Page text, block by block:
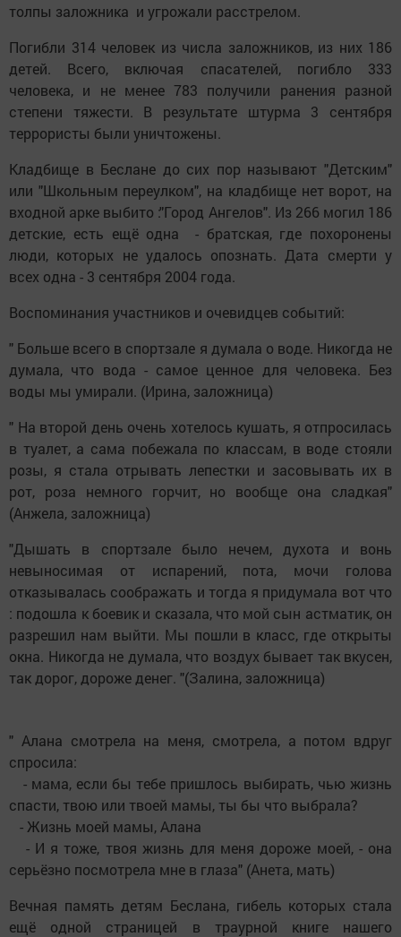
толпы заложника и угрожали расстрелом.
Погибли 314 человек из числа заложников, из них 186
детей. Всего, включая спасателей, погибло 333
человека, и не менее 783 получили ранения разной
степени тяжести. В результате штурма 3 сентября
террористы были уничтожены.
Кладбище в Беслане до сих пор называют "Детским"
или "Школьным переулком", на кладбище нет ворот, на
входной арке выбито :"Город Ангелов". Из 266 могил 186
детские, есть ещё одна - братская, где похоронены
люди, которых не удалось опознать. Дата смерти у
всех одна - 3 сентября 2004 года.
Воспоминания участников и очевидцев событий:
" Больше всего в спортзале я думала о воде. Никогда не
думала, что вода - самое ценное для человека. Без
воды мы умирали. (Ирина, заложница)
" На второй день очень хотелось кушать, я отпросилась
в туалет, а сама побежала по классам, в воде стояли
розы, я стала отрывать лепестки и засовывать их в
рот, роза немного горчит, но вообще она сладкая"
(Анжела, заложница)
"Дышать в спортзале было нечем, духота и вонь
невыносимая от испарений, пота, мочи голова
отказывалась соображать и тогда я придумала вот что
: подошла к боевик и сказала, что мой сын астматик, он
разрешил нам выйти. Мы пошли в класс, где открыты
окна. Никогда не думала, что воздух бывает так вкусен,
так дорог, дороже денег. "(Залина, заложница)
" Алана смотрела на меня, смотрела, а потом вдруг
спросила:
- мама, если бы тебе пришлось выбирать, чью жизнь
спасти, твою или твоей мамы, ты бы что выбрала?
- Жизнь моей мамы, Алана
- И я тоже, твоя жизнь для меня дороже моей, - она
серьёзно посмотрела мне в глаза" (Анета, мать)
Вечная память детям Беслана, гибель которых стала
ещё одной страницей в траурной книге нашего